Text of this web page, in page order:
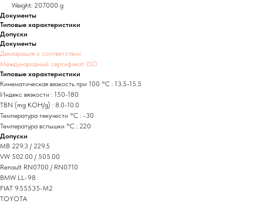
Weight: 207000 g
Документы
Типовые характеристики
Допуски
Документы
Декларация о соответствии
Международный сертификат ISO
Типовые характеристики
Кинематическая вязкость при 100 °C : 13.5-15.5
Индекс вязкости : 150-180
TBN (mg KOH/g) : 8.0-10.0
Температура текучести °C : -30
Температура вспышки °C : 220
Допуски
MB 229.3 / 229.5
VW 502.00 / 505.00
Renault RN0700 / RN0710
BMW LL-98
FIAT 9.55535-M2
TOYOTA